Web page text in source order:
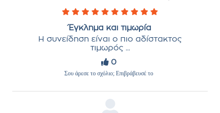
Έγκλημα και τιμωρία
Η συνείδηση είναι ο πιο αδίστακτος
τιμωρός ...
0
Σου άρεσε το σχόλιο; Επιβράβευσέ το